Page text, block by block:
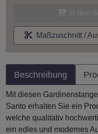
Maßzuschnitt /
Beschreibung
Mit diesen
Santo erhalten Sie ein
welche qualitativ
ein edles und modernes